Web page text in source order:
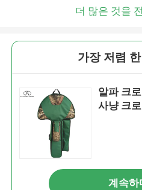
더 많은 것을
가장 저렴
알파 크
사냥 크
계속하